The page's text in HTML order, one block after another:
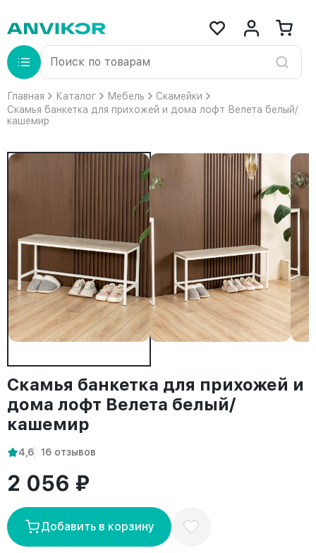
Главная Каталог Мебель
Скамейки
Скамья банкетка для прихожей и дома лофт Велета белый/
кашемир
Скамья банкетка для прихожей и
дома лофт Велета белый/
кашемир
4,6 16 отзывов
2 056 ₽
Добавить в корзину